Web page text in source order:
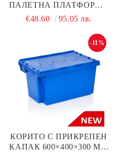
ПАЛЕТНА ПЛАТФОРМА
600×800×150 ММ С
€48.60 95.05 лв.
КОРИТО С ПРИКРЕПЕН
КАПАК 600×400×300 ММ
-11%